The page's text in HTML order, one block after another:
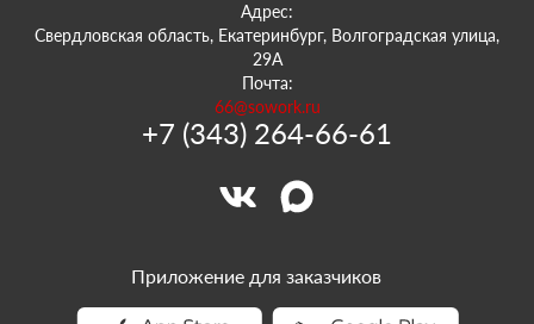
Адрес:
Свердловская область, Екатеринбург, Волгоградская улица,
29А
Почта:
66@sowork.ru
+7 (343) 264-66-61
Приложение для заказчиков